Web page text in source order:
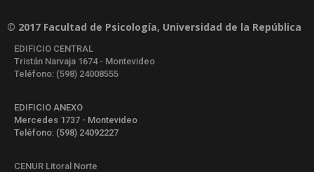
© 2017 Facultad de Psicología, Universidad de la República
EDIFICIO CENTRAL
Tristán Narvaja 1674 - Montevideo
Teléfono: (598) 24008555
EDIFICIO ANEXO
Mercedes 1737 - Montevideo
Teléfono: (598) 24092227
CENUR Litoral Norte